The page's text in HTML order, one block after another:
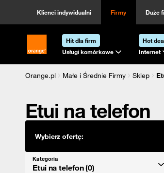
Klienci indywidualni Firmy Duże
Strona główna Orange.pl
Hit dla firm
Usługi komórkowe
Hot
Internet
Orange.pl Małe i Średnie Firmy Sklep
Etui na telefon
Wybierz ofertę:
Kategoria
Etui na telefon (0)